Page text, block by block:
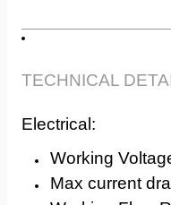
TECHNICAL
Electrical:
Working
Max current